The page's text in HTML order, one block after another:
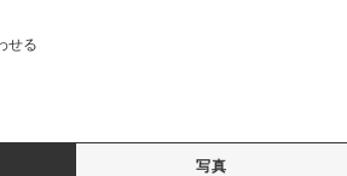
せる
写真